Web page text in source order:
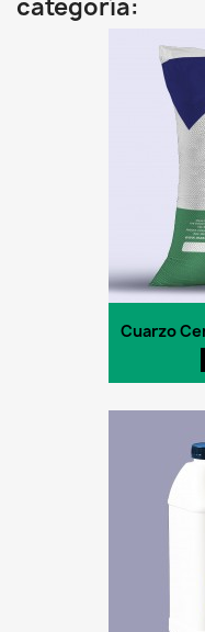
categoría:
Cuarzo